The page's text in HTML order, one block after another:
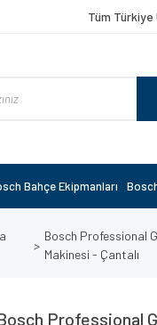
Tüm
Bahçe Ekipmanları
Bosch Professional
Makinesi - Çantalı
Professional